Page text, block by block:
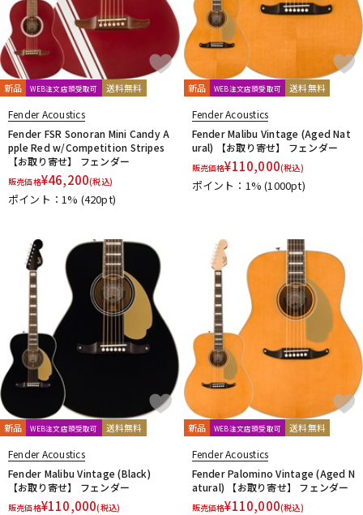
新品 WEB注文店頭受取可 送料無料
Fender Acoustics
Fender FSR Sonoran Mini Candy A
pple Red w/Competition Stripes
【お取り寄せ】 フェンダー
販売価格¥46,200(税込)
ポイント：1% (420pt)
新品 WEB注文店頭受取可 送料無料
Fender Acoustics
Fender Malibu Vintage (Aged Nat
ural) 【お取り寄せ】 フェンダー
販売価格¥110,000(税込)
ポイント：1%(1000pt)
新品 WEB注文店頭受取可 送料無料
Fender Acoustics
Fender Malibu Vintage (Black)
【お取り寄せ】 フェンダー
販売価格¥110,000(税込)
新品 WEB注文店頭受取可 送料無料
Fender Acoustics
Fender Palomino Vintage (Aged N
atural) 【お取り寄せ】 フェンダー
販売価格¥110,000(税込)